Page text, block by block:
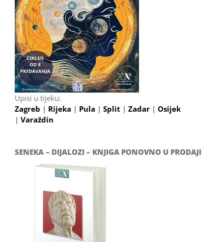
Upisi u tijeku:
Zagreb | Rijeka | Pula | Split | Zadar | Osijek
| Varaždin
SENEKA – DIJALOZI – KNJIGA PONOVNO U PRODAJI